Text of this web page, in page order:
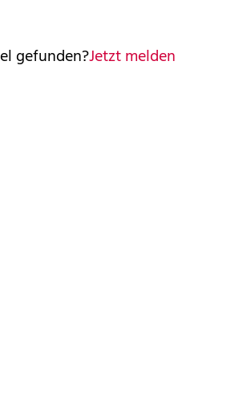
gefunden?Jetzt melden